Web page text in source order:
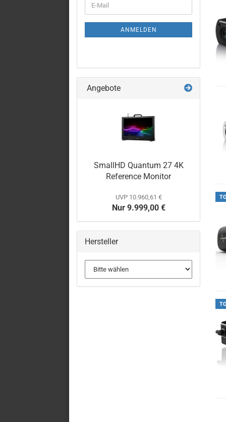
ZUR
ANMELDUNG
E-
Mail
ANMELDEN
Angebote
SmallHD Quantum 27 4K
Reference Monitor
UVP 10.960,61 €
Nur 9.999,00 €
Hersteller